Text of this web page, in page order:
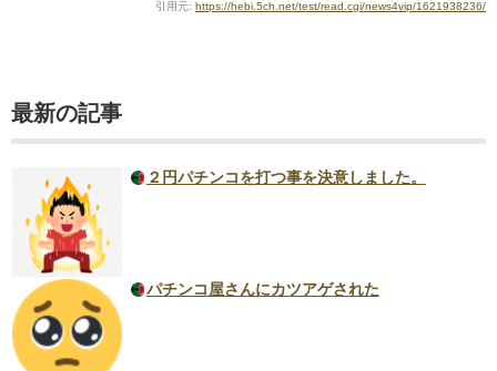
引用元: https://hebi.5ch.net/test/read.cgi/news4vip/1621938236/
最新の記事
２円パチンコを打つ事を決意しました。
パチンコ屋さんにカツアゲされた